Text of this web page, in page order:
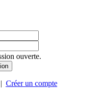
ouverte.
Créer un compte